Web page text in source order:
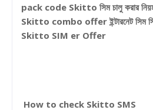
pack code Skitto সিম চালু করার নিয়ম
Skitto combo offer ইন্টারনেট সিম
Skitto SIM er Offer
How to check Skitto SMS